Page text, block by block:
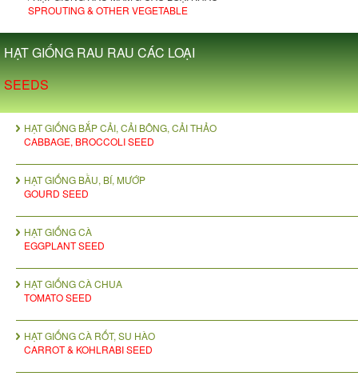
SPROUTING & OTHER VEGETABLE
HẠT GIỐNG RAU RAU CÁC LOẠI
SEEDS
HẠT GIỐNG BẮP CẢI, CẢI BÔNG, CẢI THẢO
CABBAGE, BROCCOLI SEED
HẠT GIỐNG BẦU, BÍ, MƯỚP
GOURD SEED
HẠT GIỐNG CÀ
EGGPLANT SEED
HẠT GIỐNG CÀ CHUA
TOMATO SEED
HẠT GIỐNG CÀ RỐT, SU HÀO
CARROT & KOHLRABI SEED